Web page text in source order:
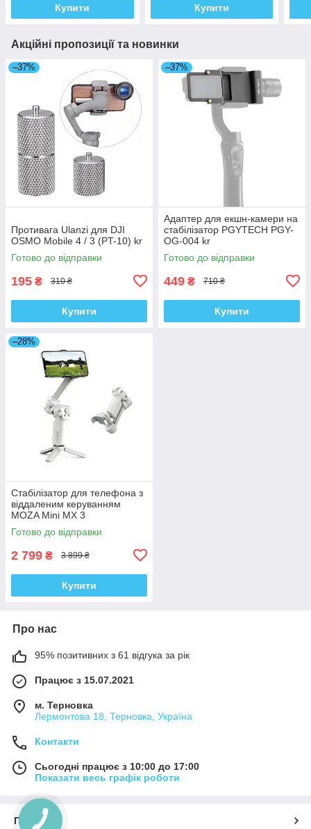
Купити Купити
Акційні пропозиції та новинки
–37%
Противага Ulanzi для DJI
OSMO Mobile 4 / 3 (PT-10) kr
Готово до відправки
195 ₴ 310 ₴
Купити
–37%
Адаптер для екшн-камери на
стабілізатор PGYTECH PGY-
OG-004 kr
Готово до відправки
449 ₴ 710 ₴
Купити
–28%
Стабілізатор для телефона з
віддаленим керуванням
MOZA Mini MX 3
Готово до відправки
2 799 ₴ 3 899 ₴
Купити
Про нас
95% позитивних з 61 відгука за рік
Працює з 15.07.2021
м. Терновка
Лермонтова 18, Терновка, Україна
Контакти
Сьогодні працює з 10:00 до 17:00
Показати весь графік роботи
Про нас